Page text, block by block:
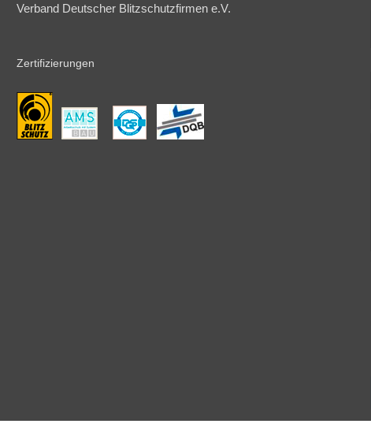
Verband Deutscher Blitzschutzfirmen e.V.
Zertifizierungen